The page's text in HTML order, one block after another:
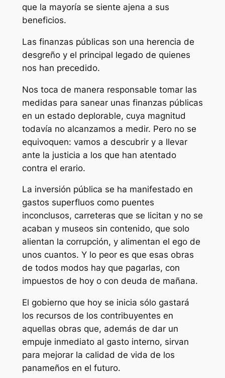
que la mayoría se siente ajena a sus
beneficios.
Las finanzas públicas son una herencia de
desgreño y el principal legado de quienes
nos han precedido.
Nos toca de manera responsable tomar las
medidas para sanear unas finanzas públicas
en un estado deplorable, cuya magnitud
todavía no alcanzamos a medir. Pero no se
equivoquen: vamos a descubrir y a llevar
ante la justicia a los que han atentado
contra el erario.
La inversión pública se ha manifestado en
gastos superfluos como puentes
inconclusos, carreteras que se licitan y no se
acaban y museos sin contenido, que solo
alientan la corrupción, y alimentan el ego de
unos cuantos. Y lo peor es que esas obras
de todos modos hay que pagarlas, con
impuestos de hoy o con deuda de mañana.
El gobierno que hoy se inicia sólo gastará
los recursos de los contribuyentes en
aquellas obras que, además de dar un
empuje inmediato al gasto interno, sirvan
para mejorar la calidad de vida de los
panameños en el futuro.